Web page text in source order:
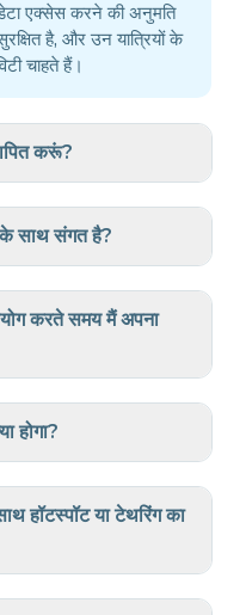
डेटा एक्सेस करने की अनुमति
है, और उन यात्रियों के
चाहते हैं।
करूं?
के साथ संगत है?
करते समय मैं अपना
होगा?
हॉटस्पॉट या टेथरिंग का